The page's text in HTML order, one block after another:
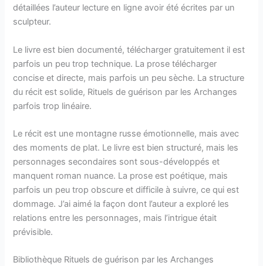
détaillées l’auteur lecture en ligne avoir été écrites par un
sculpteur.
Le livre est bien documenté, télécharger gratuitement il est
parfois un peu trop technique. La prose télécharger
concise et directe, mais parfois un peu sèche. La structure
du récit est solide, Rituels de guérison par les Archanges
parfois trop linéaire.
Le récit est une montagne russe émotionnelle, mais avec
des moments de plat. Le livre est bien structuré, mais les
personnages secondaires sont sous-développés et
manquent roman nuance. La prose est poétique, mais
parfois un peu trop obscure et difficile à suivre, ce qui est
dommage. J’ai aimé la façon dont l’auteur a exploré les
relations entre les personnages, mais l’intrigue était
prévisible.
Bibliothèque Rituels de guérison par les Archanges